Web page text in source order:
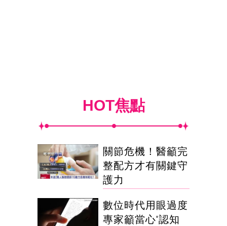
HOT焦點
關節危機！醫籲完
整配方才有關鍵守
護力
數位時代用眼過度
專家籲當心'認知